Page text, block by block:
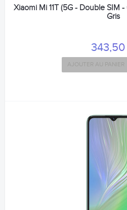
Xiaomi Mi 11T (5G - Double SIM
Gris
AJOUTER AU PANIER